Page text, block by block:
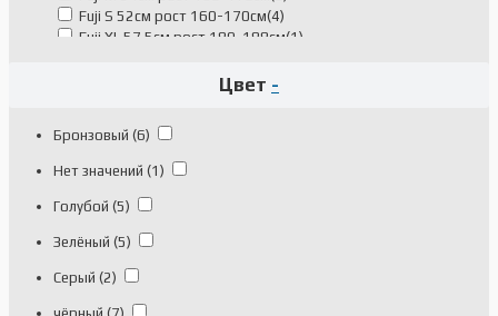
Fuji S 52см рост 160-170см(4)
Fuji XL 57.5см рост 180-188см(1)
Fuji XXL 61см рост 185-196см
Цвет -
Бронзовый (6)
Нет значений (1)
Голубой (5)
Зелёный (5)
Серый (2)